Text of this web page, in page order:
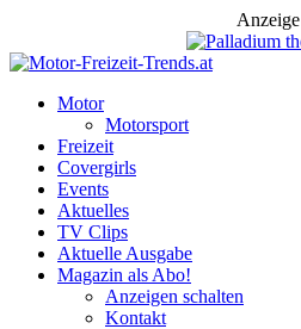
Anzeige
Motor
Motorsport
Freizeit
Covergirls
Events
Aktuelles
TV Clips
Aktuelle Ausgabe
Magazin als Abo!
Anzeigen schalten
Kontakt